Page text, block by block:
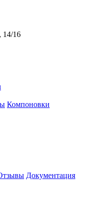
14/16
Компоновки
Документация